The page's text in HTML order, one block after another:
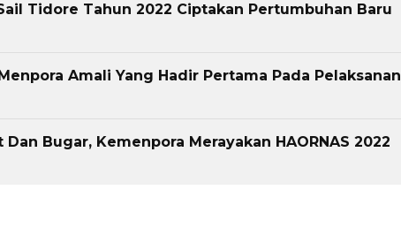
Tidore Tahun 2022 Ciptakan Pertumbuhan Baru
Amali Yang Hadir Pertama Pada Pelaksanan
Bugar, Kemenpora Merayakan HAORNAS 2022